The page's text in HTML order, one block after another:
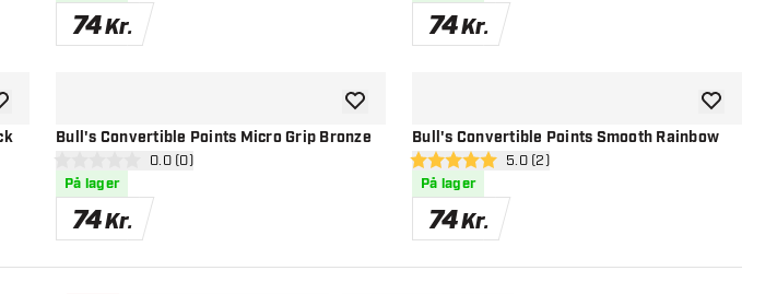
74Kr. 74Kr.
til ønskeliste
Bull's Convertible Points Micro Grip Bronze
åbn anmeldelsespanel
0 bedømmelsesstjerner
0.0 (0)
På lager
74Kr.
tilføje til ønskeliste
Bull's Convertible Points Smooth Rainbow
åbn anmeldelsespanel
5 bedømmelsesstjerner
5.0 (2)
På lager
74Kr.
tilføje til